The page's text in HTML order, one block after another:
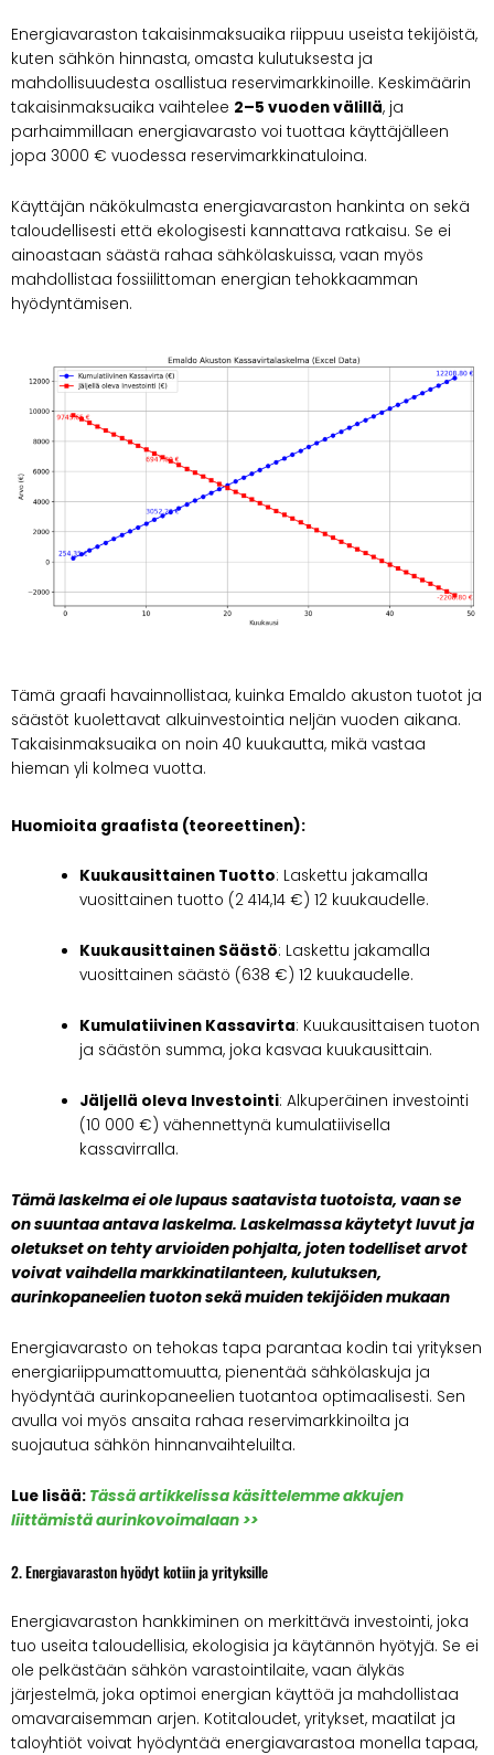
Energiavaraston takaisinmaksuaika riippuu useista tekijöistä,
kuten sähkön hinnasta, omasta kulutuksesta ja
mahdollisuudesta osallistua reservimarkkinoille. Keskimäärin
takaisinmaksuaika vaihtelee 2–5 vuoden välillä, ja
parhaimmillaan energiavarasto voi tuottaa käyttäjälleen
jopa 3000 € vuodessa reservimarkkinatuloina.
Käyttäjän näkökulmasta energiavaraston hankinta on sekä
taloudellisesti että ekologisesti kannattava ratkaisu. Se ei
ainoastaan säästä rahaa sähkölaskuissa, vaan myös
mahdollistaa fossiilittoman energian tehokkaamman
hyödyntämisen.
Tämä graafi havainnollistaa, kuinka Emaldo akuston tuotot ja
säästöt kuolettavat alkuinvestointia neljän vuoden aikana.
Takaisinmaksuaika on noin 40 kuukautta, mikä vastaa
hieman yli kolmea vuotta.
Huomioita graafista (teoreettinen):
Kuukausittainen Tuotto: Laskettu jakamalla
vuosittainen tuotto (2 414,14 €) 12 kuukaudelle.
Kuukausittainen Säästö: Laskettu jakamalla
vuosittainen säästö (638 €) 12 kuukaudelle.
Kumulatiivinen Kassavirta: Kuukausittaisen tuoton
ja säästön summa, joka kasvaa kuukausittain.
Jäljellä oleva Investointi: Alkuperäinen investointi
(10 000 €) vähennettynä kumulatiivisella
kassavirralla.
Tämä laskelma ei ole lupaus saatavista tuotoista, vaan se
on suuntaa antava laskelma. Laskelmassa käytetyt luvut ja
oletukset on tehty arvioiden pohjalta, joten todelliset arvot
voivat vaihdella markkinatilanteen, kulutuksen,
aurinkopaneelien tuoton sekä muiden tekijöiden mukaan
Energiavarasto on tehokas tapa parantaa kodin tai yrityksen
energiariippumattomuutta, pienentää sähkölaskuja ja
hyödyntää aurinkopaneelien tuotantoa optimaalisesti. Sen
avulla voi myös ansaita rahaa reservimarkkinoilta ja
suojautua sähkön hinnanvaihteluilta.
Lue lisää: Tässä artikkelissa käsittelemme akkujen
liittämistä aurinkovoimalaan >>
2. Energiavaraston hyödyt kotiin ja yrityksille
Energiavaraston hankkiminen on merkittävä investointi, joka
tuo useita taloudellisia, ekologisia ja käytännön hyötyjä. Se ei
ole pelkästään sähkön varastointilaite, vaan älykäs
järjestelmä, joka optimoi energian käyttöä ja mahdollistaa
omavaraisemman arjen. Kotitaloudet, yritykset, maatilat ja
taloyhtiöt voivat hyödyntää energiavarastoa monella tapaa,